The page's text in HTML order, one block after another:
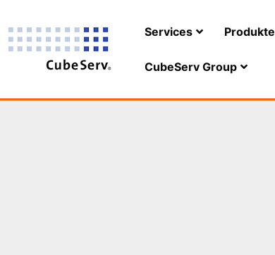
Services Produkte
CubeServ Group